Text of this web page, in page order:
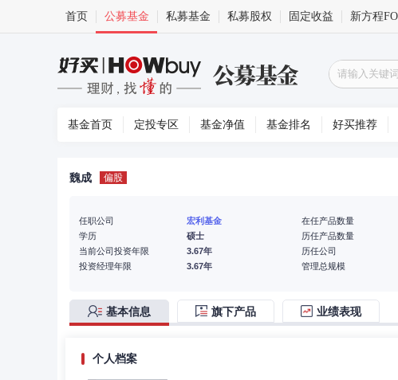
首页 公募基金 私募基金 私募股权 固定收益 新方程
基金首页 定投专区 基金净值 基金排名 好买推荐
魏成 偏股
任职公司
宏利基金
学历
硕士
当前公司投资年限
3.67年
投资经理年限
3.67年
在任产品数量
历任产品数量
历任公司
管理总规模
基本信息 旗下产品 业绩表现
个人档案